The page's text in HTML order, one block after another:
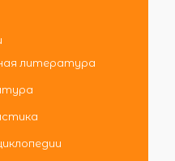
литература